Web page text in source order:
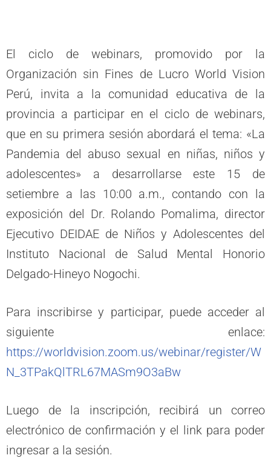
El ciclo de webinars, promovido por la
Organización sin Fines de Lucro World Vision
Perú, invita a la comunidad educativa de la
provincia a participar en el ciclo de webinars,
que en su primera sesión abordará el tema: «La
Pandemia del abuso sexual en niñas, niños y
adolescentes» a desarrollarse este 15 de
setiembre a las 10:00 a.m., contando con la
exposición del Dr. Rolando Pomalima, director
Ejecutivo DEIDAE de Niños y Adolescentes del
Instituto Nacional de Salud Mental Honorio
Delgado-Hineyo Nogochi.
Para inscribirse y participar, puede acceder al
siguiente enlace:
https://worldvision.zoom.us/webinar/register/W
N_3TPakQlTRL67MASm9O3aBw
Luego de la inscripción, recibirá un correo
electrónico de confirmación y el link para poder
ingresar a la sesión.